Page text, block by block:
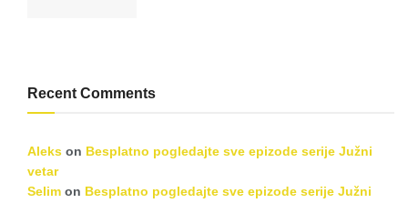
Recent Comments
Aleks on Besplatno pogledajte sve epizode serije Južni
vetar
Selim on Besplatno pogledajte sve epizode serije Južni